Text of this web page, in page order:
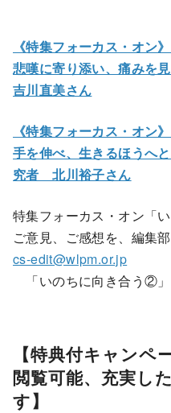
《特集フォーカス・オン
悲嘆に寄り添い、痛みを
吉川直美さん
《特集フォーカス・オン
手を伸べ、生きるほうへ
究者 北川裕子さん
特集フォーカス・オン「
ご意見、ご感想を、編集
cs-edit@wlpm.or.jp
「いのちに向き合う②」
【特典付キャン
閲覧可能、充実し
す】